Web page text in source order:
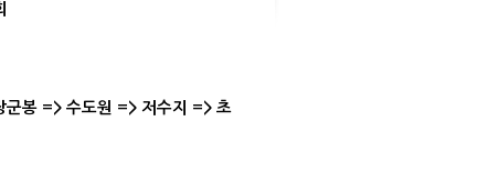
봉 => 수도원 => 저수지 => 초